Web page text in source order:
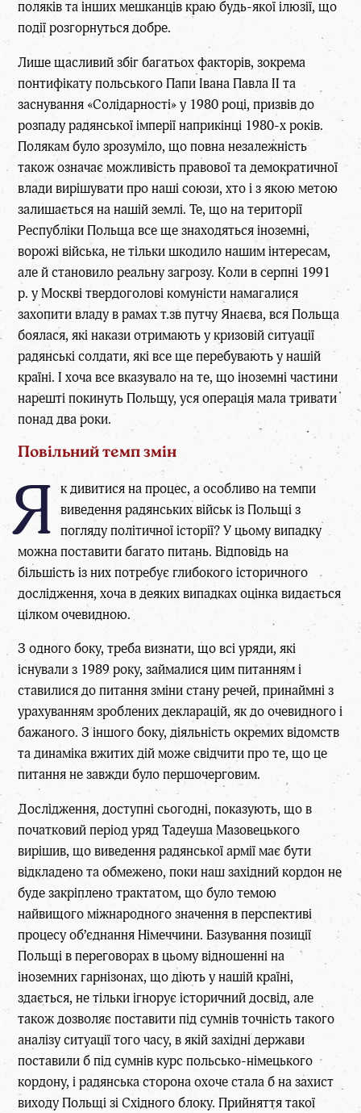
поляків та інших мешканців краю будь-якої ілюзії, що
події розгорнуться добре.
Лише щасливий збіг багатьох факторів, зокрема
понтифікату польського Папи Івана Павла ІІ та
заснування «Солідарності» у 1980 році, призвів до
розпаду радянської імперії наприкінці 1980-х років.
Полякам було зрозуміло, що повна незалежність
також означає можливість правової та демократичної
влади вирішувати про наші союзи, хто і з якою метою
залишається на нашій землі. Те, що на території
Республіки Польща все ще знаходяться іноземні,
ворожі війська, не тільки шкодило нашим інтересам,
але й становило реальну загрозу. Коли в серпні 1991
р. у Москві твердоголові комуністи намагалися
захопити владу в рамах т.зв путчу Янаєва, вся Польща
боялася, які накази отримають у кризовій ситуації
радянські солдати, які все ще перебувають у нашій
країні. І хоча все вказувало на те, що іноземні частини
нарешті покинуть Польщу, уся операція мала тривати
понад два роки.
Повільний темп змін
Я к дивитися на процес, а особливо на темпи
виведення радянських військ із Польщі з
погляду політичної історії? У цьому випадку
можна поставити багато питань. Відповідь на
більшість із них потребує глибокого історичного
дослідження, хоча в деяких випадках оцінка видається
цілком очевидною.
З одного боку, треба визнати, що всі уряди, які
існували з 1989 року, займалися цим питанням і
ставилися до питання зміни стану речей, принаймні з
урахуванням зроблених декларацій, як до очевидного і
бажаного. З іншого боку, діяльність окремих відомств
та динаміка вжитих дій може свідчити про те, що це
питання не завжди було першочерговим.
Дослідження, доступні сьогодні, показують, що в
початковий період уряд Тадеуша Мазовецького
вирішив, що виведення радянської армії має бути
відкладено та обмежено, поки наш західний кордон не
буде закріплено трактатом, що було темою
найвищого міжнародного значення в перспективі
процесу об’єднання Німеччини. Базування позиції
Польщі в переговорах в цьому відношенні на
іноземних гарнізонах, що діють у нашій країні,
здається, не тільки ігнорує історичний досвід, але
також дозволяє поставити під сумнів точність такого
аналізу ситуації того часу, в якій західні держави
поставили б під сумнів курс польсько-німецького
кордону, і радянська сторона охоче стала б на захист
виходу Польщі зі Східного блоку. Прийняття такої